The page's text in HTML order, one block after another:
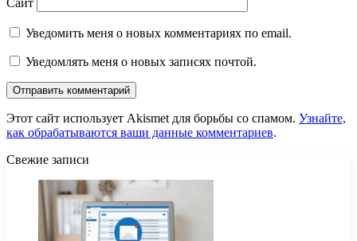
Сайт
Уведомить меня о новых комментариях по email.
Уведомлять меня о новых записях почтой.
Этот сайт использует Akismet для борьбы со спамом. Узнайте,
как обрабатываются ваши данные комментариев.
Свежие записи